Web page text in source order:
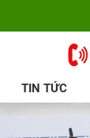
TIN TỨC